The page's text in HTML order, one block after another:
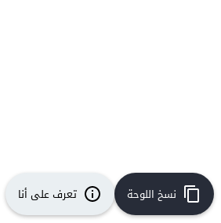
نسخ اللوحة تعرف على أنا